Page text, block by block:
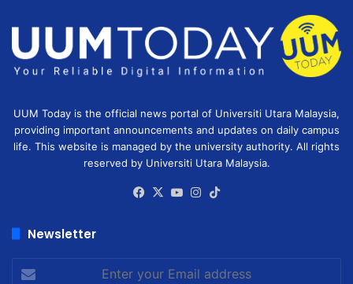
UUM Today is the official news portal of Universiti Utara Malaysia,
providing important announcements and updates on daily campus
life. This website is managed by the university authority. All rights
reserved by Universiti Utara Malaysia.
Facebook
X YouTubeInstagram
Newsletter